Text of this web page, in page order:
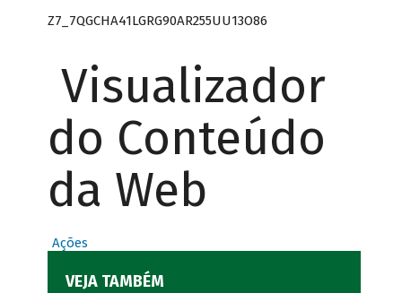
Z7_7QGCHA41LGRG90AR255UU13O86
Visualizador
do Conteúdo
da Web
Ações
VEJA TAMBÉM